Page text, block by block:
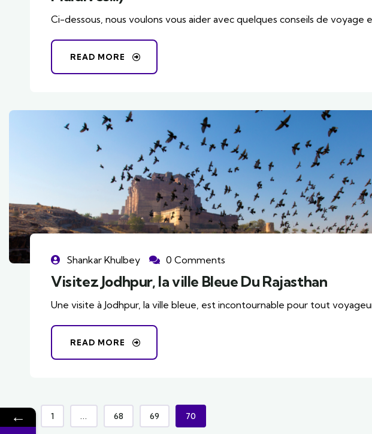
Ci-dessous, nous voulons vous aider avec quelques conseils de voyage
READ MORE
Shankar Khulbey 0 Comments
Visitez Jodhpur, la ville Bleue Du Rajasthan
Une visite à Jodhpur, la ville bleue, est incontournable pour tout
READ MORE
1 ... 68 69 70
←